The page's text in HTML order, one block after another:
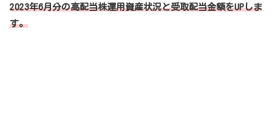
2023年6月分の高配当株運用資産状況と受取配当金額をUPしま
す。